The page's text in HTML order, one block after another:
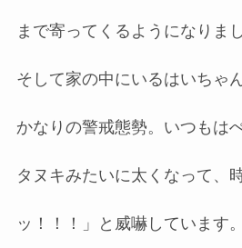
まで寄ってくるようになりまし
そして家の中にいるはいちゃ
かなりの警戒態勢。いつもは
タヌキみたいに太くなって、
ッ！！！」と威嚇しています。